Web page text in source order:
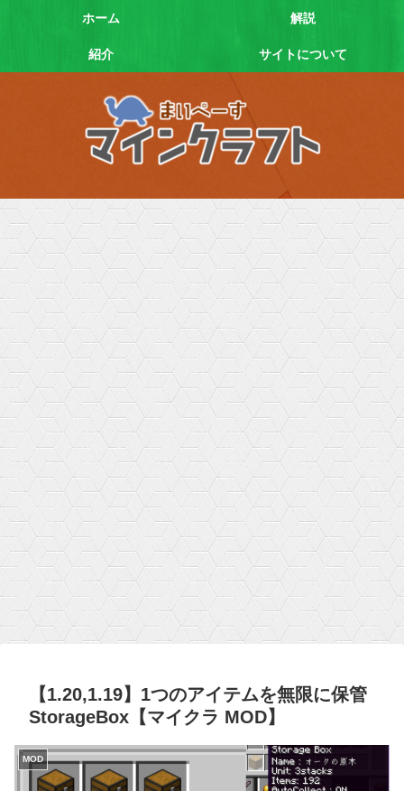
ホーム 解説
紹介 サイトについて
【1.20,1.19】1つのアイテムを無限に保管
StorageBox【マイクラ MOD】
MOD